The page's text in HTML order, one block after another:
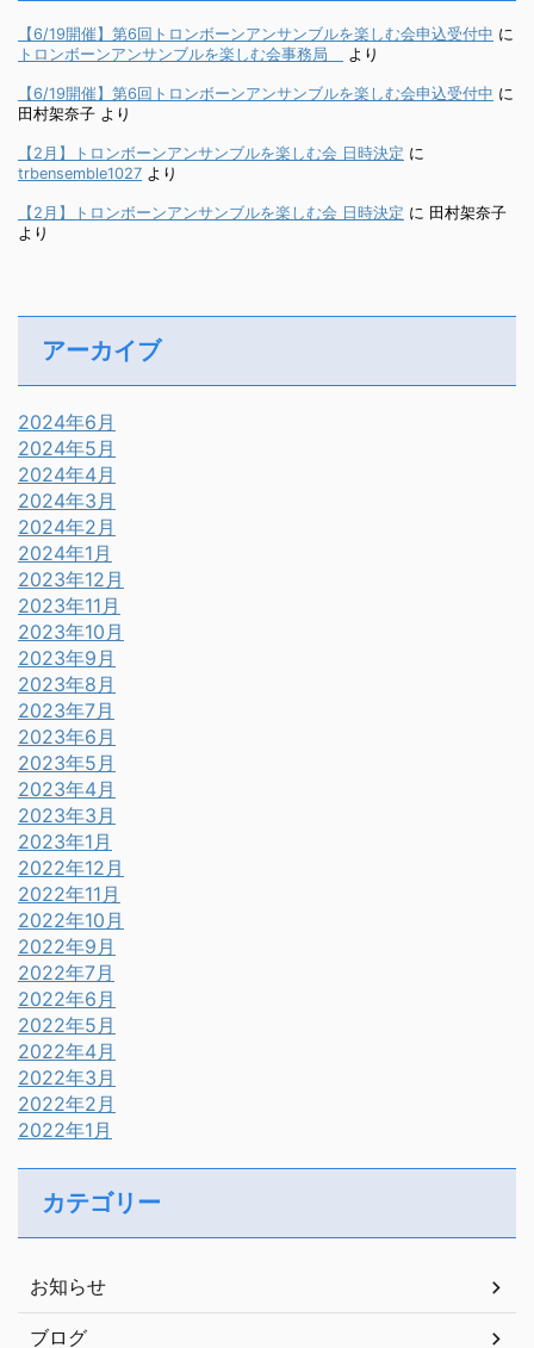
【6/19開催】第6回トロンボーンアンサンブルを楽しむ会申込受付中 に
トロンボーンアンサンブルを楽しむ会事務局
より
【6/19開催】第6回トロンボーンアンサンブルを楽しむ会申込受付中 に
田村架奈子 より
【2月】トロンボーンアンサンブルを楽しむ会 日時決定 に
trbensemble1027 より
【2月】トロンボーンアンサンブルを楽しむ会 日時決定 に 田村架奈子
より
アーカイブ
2024年6月
2024年5月
2024年4月
2024年3月
2024年2月
2024年1月
2023年12月
2023年11月
2023年10月
2023年9月
2023年8月
2023年7月
2023年6月
2023年5月
2023年4月
2023年3月
2023年1月
2022年12月
2022年11月
2022年10月
2022年9月
2022年7月
2022年6月
2022年5月
2022年4月
2022年3月
2022年2月
2022年1月
カテゴリー
お知らせ
ブログ